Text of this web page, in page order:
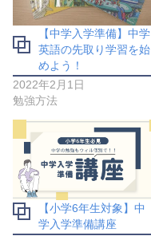
【中学入学準備】中学
英語の先取り学習を始
めよう！
2022年2月1日
勉強方法
【小学6年生対象】中
学入学準備講座